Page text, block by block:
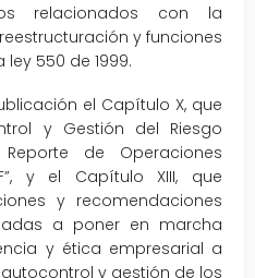
relacionados con la
y funciones
550 de 1999.
el Capítulo X, que
y Gestión del Riesgo
Reporte de Operaciones
y el Capítulo XIII, que
y recomendaciones
a poner en marcha
y ética empresarial a
y gestión de los